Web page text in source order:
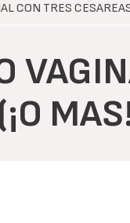
CON TRES